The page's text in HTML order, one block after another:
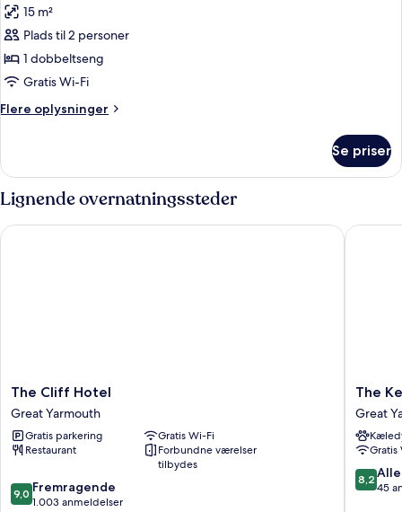
billeder
af
Dobbeltværelse
(Second
Floor)
15 m²
Plads til 2 personer
1 dobbeltseng
Gratis Wi-Fi
Flere oplysninger
Flere
(Second
Se priser
Lignende overnatningssteder
The
Cliff
Hotel
Great
Yarmouth
The Cliff Hotel
Great Yarmouth
Gratis parkering
Gratis Wi-Fi
Restaurant
Forbundne værelser
tilbydes
9.0
ud
9,0 Fremragende
1.003 anmeldelser
The Cliff Hotel
The
Great
The
Great
Gratis
8.2
ud
8,2
45
The